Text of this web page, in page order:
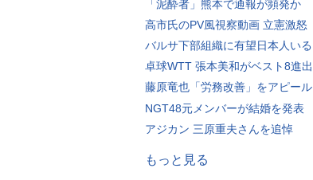
「泥酔者」熊本で通報が頻発か
高市氏のPV風視察動画 立憲激怒
バルサ下部組織に有望日本人いる
卓球WTT 張本美和がベスト8進出
藤原竜也「労務改善」をアピール
NGT48元メンバーが結婚を発表
アジカン 三原重夫さんを追悼
もっと見る